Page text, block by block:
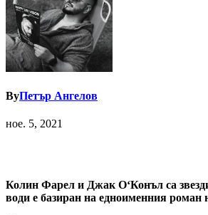
ByПетър Ангелов
ное. 5, 2021
Колин Фарел и Джак О‘Конъл са
води е базиран на едноименния